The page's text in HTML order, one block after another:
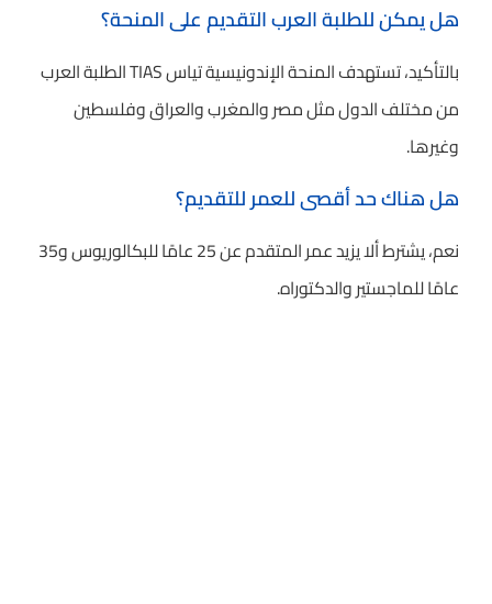
هل يمكن للطلبة العرب التقديم على المنحة؟
بالتأكيد، تستهدف المنحة الإندونيسية تياس TIAS الطلبة العرب
من مختلف الدول مثل مصر والمغرب والعراق وفلسطين
وغيرها.
هل هناك حد أقصى للعمر للتقديم؟
نعم، يشترط ألا يزيد عمر المتقدم عن 25 عامًا للبكالوريوس و35
عامًا للماجستير والدكتوراه.